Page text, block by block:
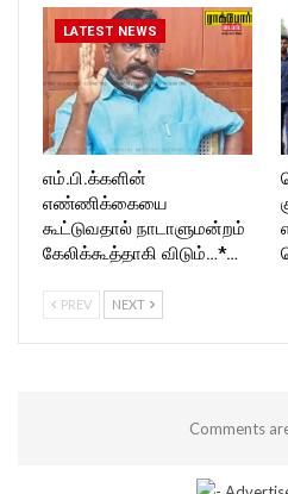
LATEST NEWS
எம்.பி.க்களின்
எண்ணிக்கையை
கூட்டுவதால் நாடாளுமன்றம்
கேலிக்கூத்தாகி விடும்…*…
PREV NEXT
Comments